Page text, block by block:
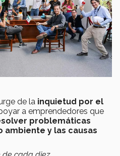
de la inquietud por el
a emprendedores que
problemáticas
ambiente y las causas